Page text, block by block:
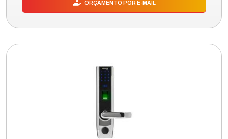
ORÇAMENTO POR E-MAIL